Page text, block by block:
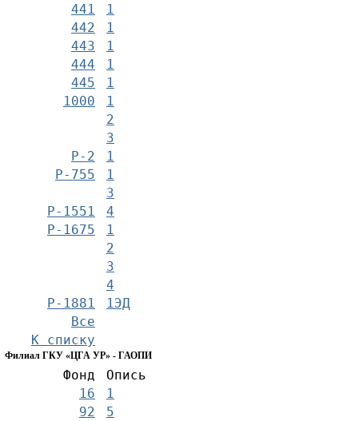
441
1
442
1
443
1
444
1
445
1
1000
1
2
3
Р-2
1
Р-755
1
3
Р-1551
4
Р-1675
1
2
3
4
Р-1881
1ЭД
Все
К списку
Филиал ГКУ «ЦГА УР» - ГАОПИ
Фонд
Опись
16
1
92
5